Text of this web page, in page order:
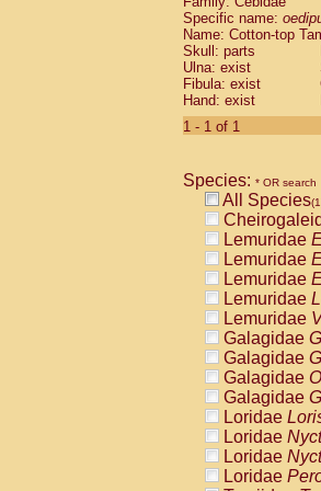
Cebidae
Cebidae
Cebidae
Cebidae
Cebidae
Cebidae
Cebidae
Cebidae
Cebidae
Cebidae
Cebidae
Cebidae
Atelidae
Atelidae
Atelidae
Atelidae
Atelidae
Atelidae
Atelidae
Atelidae
Atelidae
Atelidae
Pitheciidae
Specific name:
Name: Cotton-top
Skull: parts
Ulna: exist
Fibula: exist
Hand: exist
1 - 1 of 1
Species: * OR search
All Species
Lemuridae
Lemuridae
Lemuridae
Lemuridae
Lemuridae
Galagidae
Galagidae
Galagidae
Galagidae
Loridae
Loridae
Loridae
Loridae